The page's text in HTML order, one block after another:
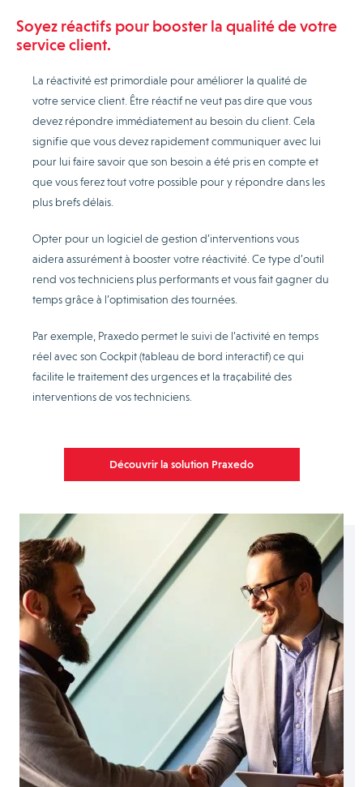
Soyez réactifs pour booster la qualité de votre
service client.
La réactivité est primordiale pour améliorer la qualité de
votre service client. Être réactif ne veut pas dire que vous
devez répondre immédiatement au besoin du client. Cela
signifie que vous devez rapidement communiquer avec lui
pour lui faire savoir que son besoin a été pris en compte et
que vous ferez tout votre possible pour y répondre dans les
plus brefs délais.
Opter pour un logiciel de gestion d’interventions vous
aidera assurément à booster votre réactivité. Ce type d’outil
rend vos techniciens plus performants et vous fait gagner du
temps grâce à l’optimisation des tournées.
Par exemple, Praxedo permet le suivi de l’activité en temps
réel avec son Cockpit (tableau de bord interactif) ce qui
facilite le traitement des urgences et la traçabilité des
interventions de vos techniciens.
Découvrir la solution Praxedo